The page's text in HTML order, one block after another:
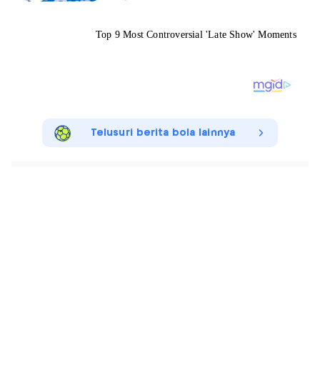
Telusuri berita bola lainnya